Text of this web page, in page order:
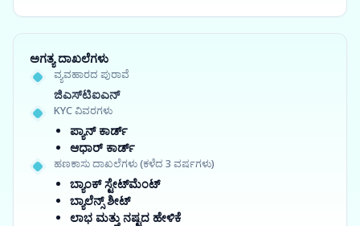
ಅಗತ್ಯ ದಾಖಲೆಗಳು
ವ್ಯವಹಾರದ ಪುರಾವೆ
ಜಿಎಸ್‍ಟಿಐಎನ್
KYC ವಿವರಗಳು
ಪ್ಯಾನ್ ಕಾರ್ಡ್
ಆಧಾರ್ ಕಾರ್ಡ್
ಹಣಕಾಸು ದಾಖಲೆಗಳು (ಕಳೆದ 3 ವರ್ಷಗಳು)
ಬ್ಯಾಂಕ್ ಸ್ಟೇಟ್‌ಮೆಂಟ್
ಬ್ಯಾಲೆನ್ಸ್ ಶೀಟ್
ಲಾಭ ಮತ್ತು ನಷ್ಟದ ಹೇಳಿಕೆ